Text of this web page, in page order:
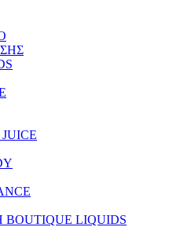
BOUTIQUE LIQUIDS